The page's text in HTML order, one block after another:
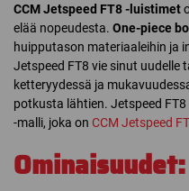
CCM Jetspeed FT8 -luistimet
elää nopeudesta. One-piece
huipputason materiaaleihin ja
Jetspeed FT8 vie sinut uudelle
ketteryydessä ja
potkusta lähtien. Jetspeed
-malli, joka on CCM Jetspeed
Ominaisuudet: